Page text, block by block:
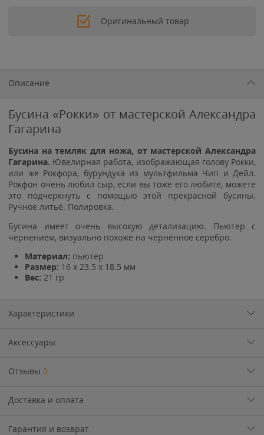
Оригинальный товар
Описание
Бусина «Рокки» от мастерской Александра
Гагарина
Бусина на темляк для ножа, от мастерской Александра
Гагарина. Ювелирная работа, изображающая голову Рокки,
или же Рокфора, бурундука из мультфильма Чип и Дейл.
Рокфон очень любил сыр, если вы тоже его любите, можете
это подчеркнуть с помощью этой прекрасной бусины.
Ручное литьё. Полировка.
Бусина имеет очень высокую детализацию. Пьютер с
чернением, визуально похоже на чернённое серебро.
Материал: пьютер
Размер: 16 х 23.5 х 18.5 мм
Вес: 21 гр
Характеристики
Аксессуары
Отзывы 0
Доставка и оплата
Гарантия и возврат